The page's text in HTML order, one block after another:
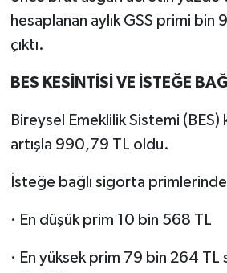
hesaplanan aylık GSS primi bin
çıktı.
BES KESİNTİSİ VE İSTEĞE
Bireysel Emeklilik Sistemi
artışla 990,79 TL oldu.
İsteğe bağlı sigorta
· En düşük prim 10 bin 568 TL
· En yüksek prim 79 bin 264 TL